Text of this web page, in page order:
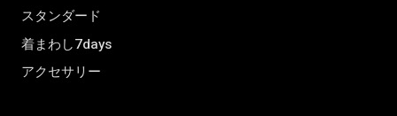
スタンダード
着まわし7days
アクセサリー